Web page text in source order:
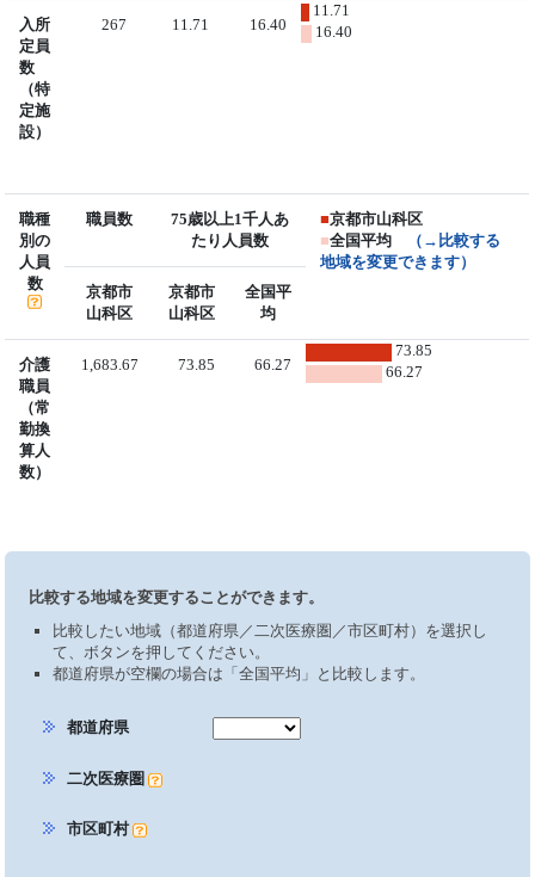
入所
定員
数
（特
定施
設）
267 11.71 16.40
11.71
16.40
職種
別の
人員
数
職員数
75歳以上1千人あ
たり人員数
■京都市山科区
■全国平均
（→比較する
地域を変更できます）
京都市
山科区
京都市
山科区
全国平
均
介護
職員
（常
勤換
算人
数）
1,683.67 73.85 66.27
73.85
66.27
比較する地域を変更することができます。
比較したい地域（都道府県／二次医療圏／市区町村）を選択し
て、ボタンを押してください。
都道府県が空欄の場合は「全国平均」と比較します。
都道府県
二次医療圏
市区町村